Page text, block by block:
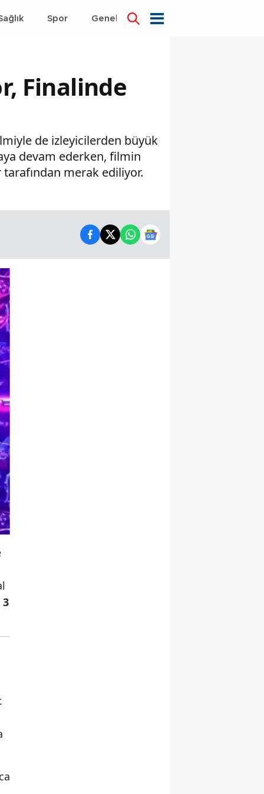
Spor Genel Dünya
Finalinde
de izleyicilerden büyük
devam ederken, filmin
merak ediliyor.
3